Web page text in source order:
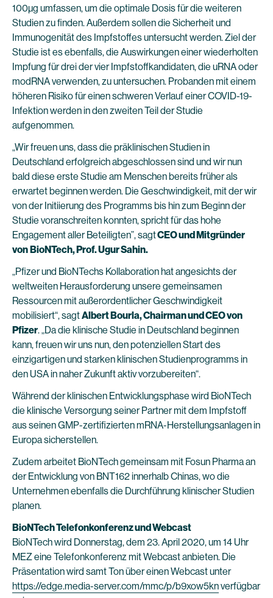
100µg umfassen, um die optimale Dosis für die weiteren
Studien zu finden. Außerdem sollen die Sicherheit und
Immunogenität des Impfstoffes untersucht werden. Ziel der
Studie ist es ebenfalls, die Auswirkungen einer wiederholten
Impfung für drei der vier Impfstoffkandidaten, die uRNA oder
modRNA verwenden, zu untersuchen. Probanden mit einem
höheren Risiko für einen schweren Verlauf einer COVID-19-
Infektion werden in den zweiten Teil der Studie
aufgenommen.
„Wir freuen uns, dass die präklinischen Studien in
Deutschland erfolgreich abgeschlossen sind und wir nun
bald diese erste Studie am Menschen bereits früher als
erwartet beginnen werden. Die Geschwindigkeit, mit der wir
von der Initiierung des Programms bis hin zum Beginn der
Studie voranschreiten konnten, spricht für das hohe
Engagement aller Beteiligten”, sagtCEO und Mitgründer
vonBioNTech, Prof. Ugur Sahin.
„Pfizer und BioNTechs Kollaboration hat angesichts der
weltweiten Herausforderung unsere gemeinsamen
Ressourcen mit außerordentlicher Geschwindigkeit
mobilisiert“, sagtAlbert Bourla, Chairman und CEO von
Pfizer. „Da die klinische Studie in Deutschland beginnen
kann, freuen wir uns nun, den potenziellen Start des
einzigartigen und starken klinischen Studienprogramms in
den USA in naher Zukunft aktiv vorzubereiten“.
Während der klinischen Entwicklungsphase wird BioNTech
die klinische Versorgung seiner Partner mit dem Impfstoff
aus seinen GMP-zertifizierten mRNA-Herstellungsanlagen in
Europa sicherstellen.
Zudem arbeitet BioNTech gemeinsam mit Fosun Pharma an
der Entwicklung von BNT162 innerhalb Chinas, wo die
Unternehmen ebenfalls die Durchführung klinischer Studien
planen.
BioNTech Telefonkonferenz und Webcast
BioNTech wird Donnerstag, dem 23. April 2020, um 14 Uhr
MEZ eine Telefonkonferenz mit Webcast anbieten. Die
Präsentation wird samt Ton über einen Webcast unter
https://edge.media-server.com/mmc/p/b9xow5knverfügbar